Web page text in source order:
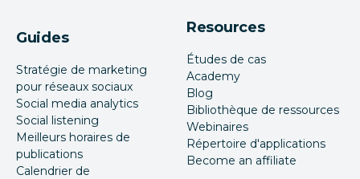
Guides
Stratégie de marketing
pour réseaux sociaux
Social media analytics
Social listening
Meilleurs horaires de
publications
Calendrier de
Resources
Études de cas
Academy
Blog
Bibliothèque de ressources
Webinaires
Répertoire d'applications
Become an affiliate